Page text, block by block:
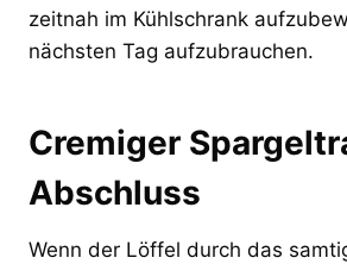
zeitnah im Kühlschrank
nächsten Tag aufzubrauchen.
Cremiger
Abschluss
Wenn der Löffel durch das